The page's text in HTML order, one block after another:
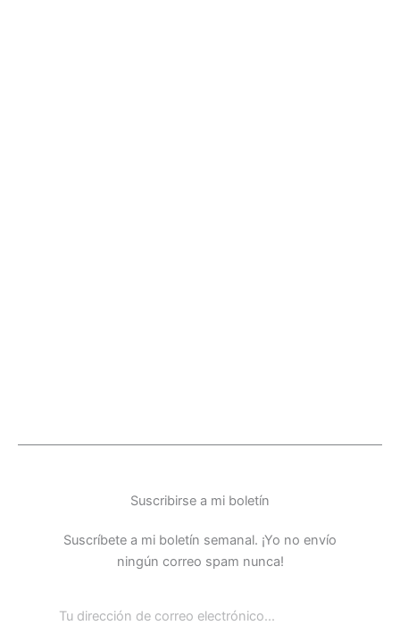
Suscribirse a mi boletín
Suscríbete a mi boletín semanal. ¡Yo no envío
ningún correo spam nunca!